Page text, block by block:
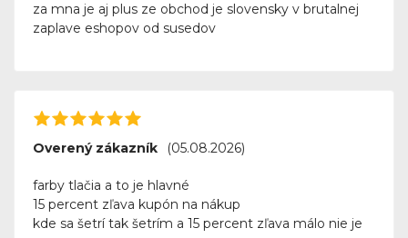
za mna je aj plus ze obchod je slovensky v brutalnej
zaplave eshopov od susedov
Overený zákazník (05.08.2026)
farby tlačia a to je hlavné
15 percent zľava kupón na nákup
kde sa šetrí tak šetrím a 15 percent zľava málo nie je